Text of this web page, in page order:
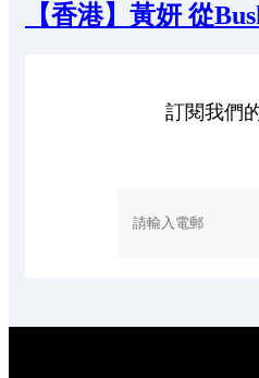
【香港】黃妍 從
訂閱我們